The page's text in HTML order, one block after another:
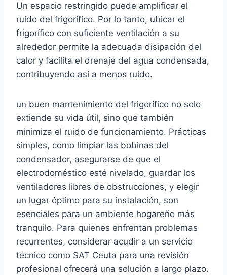
Un espacio restringido puede amplificar el
ruido del frigorífico. Por lo tanto, ubicar el
frigorífico con suficiente ventilación a su
alrededor permite la adecuada disipación del
calor y facilita el drenaje del agua condensada,
contribuyendo así a menos ruido.
un buen mantenimiento del frigorífico no solo
extiende su vida útil, sino que también
minimiza el ruido de funcionamiento. Prácticas
simples, como limpiar las bobinas del
condensador, asegurarse de que el
electrodoméstico esté nivelado, guardar los
ventiladores libres de obstrucciones, y elegir
un lugar óptimo para su instalación, son
esenciales para un ambiente hogareño más
tranquilo. Para quienes enfrentan problemas
recurrentes, considerar acudir a un servicio
técnico como SAT Ceuta para una revisión
profesional ofrecerá una solución a largo plazo.